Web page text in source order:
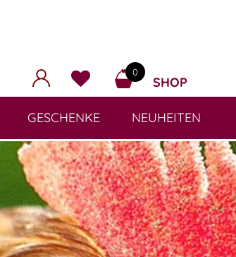
0
SHOP
GESCHENKE NEUHEITEN